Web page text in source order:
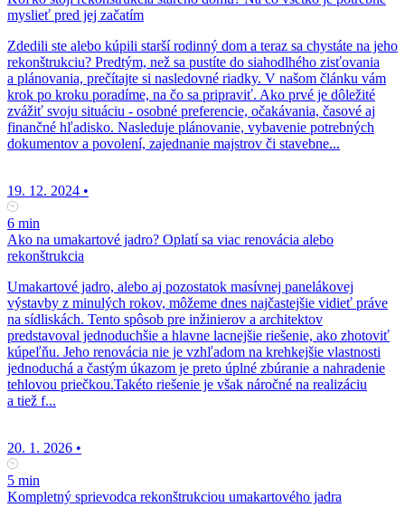
myslieť pred jej začatím
Zdedili ste alebo kúpili starší rodinný dom a teraz sa chystáte na jeho
rekonštrukciu? Predtým, než sa pustíte do siahodlhého zisťovania
a plánovania, prečítajte si nasledovné riadky. V našom článku vám
krok po kroku poradíme, na čo sa pripraviť. Ako prvé je dôležité
zvážiť svoju situáciu - osobné preferencie, očakávania, časové aj
finančné hľadisko. Nasleduje plánovanie, vybavenie potrebných
dokumentov a povolení, zajednanie majstrov či stavebne...
19. 12. 2024 •
6 min
Ako na umakartové jadro? Oplatí sa viac renovácia alebo
rekonštrukcia
Umakartové jadro, alebo aj pozostatok masívnej panelákovej
výstavby z minulých rokov, môžeme dnes najčastejšie vidieť práve
na sídliskách. Tento spôsob pre inžinierov a architektov
predstavoval jednoduchšie a hlavne lacnejšie riešenie, ako zhotoviť
kúpeľňu. Jeho renovácia nie je vzhľadom na krehkejšie vlastnosti
jednoduchá a častým úkazom je preto úplné zbúranie a nahradenie
tehlovou priečkou.Takéto riešenie je však náročné na realizáciu
a tiež f...
20. 1. 2026 •
5 min
Kompletný sprievodca rekonštrukciou umakartového jadra